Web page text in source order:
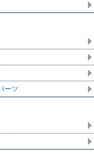
ーツ